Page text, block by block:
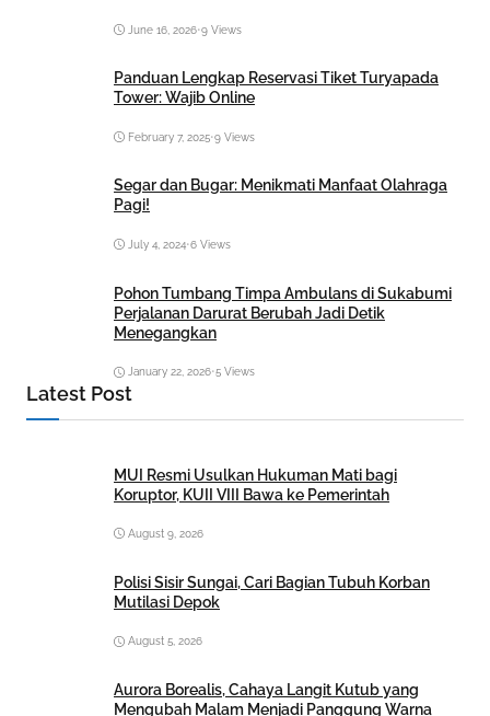
June 16, 2026•9 Views
Panduan Lengkap Reservasi Tiket Turyapada
Tower: Wajib Online
February 7, 2025•9 Views
Segar dan Bugar: Menikmati Manfaat Olahraga
Pagi!
July 4, 2024•6 Views
Pohon Tumbang Timpa Ambulans di Sukabumi
Perjalanan Darurat Berubah Jadi Detik
Menegangkan
January 22, 2026•5 Views
Latest Post
MUI Resmi Usulkan Hukuman Mati bagi
Koruptor, KUII VIII Bawa ke Pemerintah
August 9, 2026
Polisi Sisir Sungai, Cari Bagian Tubuh Korban
Mutilasi Depok
August 5, 2026
Aurora Borealis, Cahaya Langit Kutub yang
Mengubah Malam Menjadi Panggung Warna